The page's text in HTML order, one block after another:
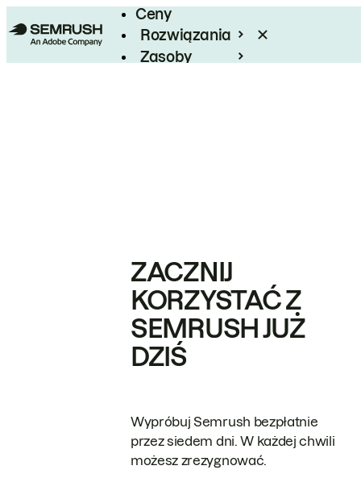
Ceny
Rozwiązania
Zasoby
ZACZNIJ
KORZYSTAĆ Z
SEMRUSH JUŻ
DZIŚ
Wypróbuj Semrush bezpłatnie
przez siedem dni. W każdej chwili
możesz zrezygnować.